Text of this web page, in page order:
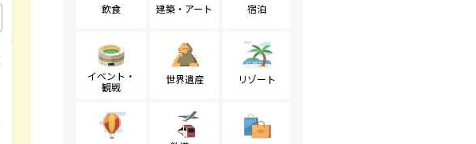
飲食 建築・アート 宿泊
イベント・
観戦
世界遺産 リゾート